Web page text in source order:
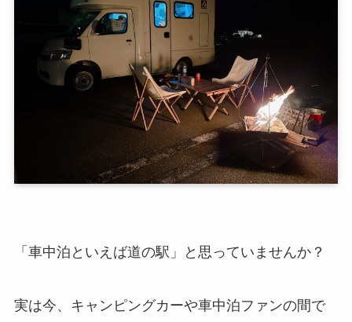
「車中泊といえば道の駅」と思っていませんか？
実は今、キャンピングカーや車中泊ファンの間で